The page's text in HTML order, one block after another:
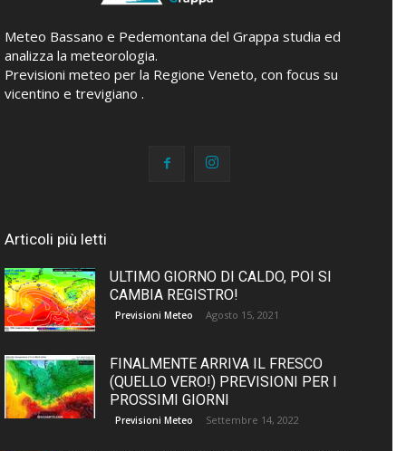
Meteo Bassano e Pedemontana del Grappa studia ed
analizza la meteorologia.
Previsioni meteo per la Regione Veneto, con focus su
vicentino e trevigiano .
Articoli più letti
ULTIMO GIORNO DI CALDO, POI SI
CAMBIA REGISTRO!
Previsioni Meteo Agosto 15, 2021
FINALMENTE ARRIVA IL FRESCO
(QUELLO VERO!) PREVISIONI PER I
PROSSIMI GIORNI
Previsioni Meteo Settembre 14, 2022